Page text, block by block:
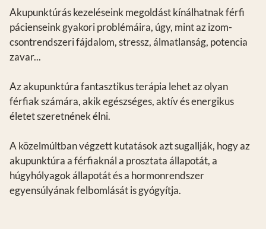
Akupunktúrás kezeléseink megoldást kínálhatnak férfi
pácienseink gyakori problémáira, úgy, mint az izom-
csontrendszeri fájdalom, stressz, álmatlanság, potencia
zavar...
Az akupunktúra fantasztikus terápia lehet az olyan
férfiak számára, akik egészséges, aktív és energikus
életet szeretnének élni.
A közelmúltban végzett kutatások azt sugallják, hogy az
akupunktúra a férfiaknál a prosztata állapotát, a
húgyhólyagok állapotát és a hormonrendszer
egyensúlyának felbomlását is gyógyítja.